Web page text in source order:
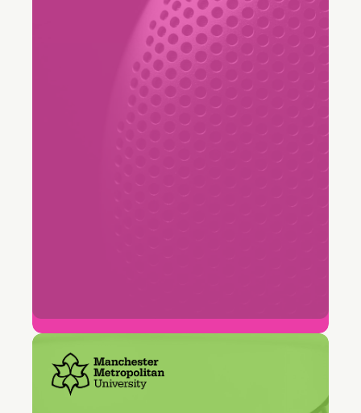
workflows, waardoor we de
rapportage en interne training
met Freshservice kunnen
verbeteren. Hierdoor kunnen we
buiten de vaste kaders denken...."
Fred Chin
AVP van IT Infrastructure & End User Services,
RingCentral, Company Ringcentral Logo